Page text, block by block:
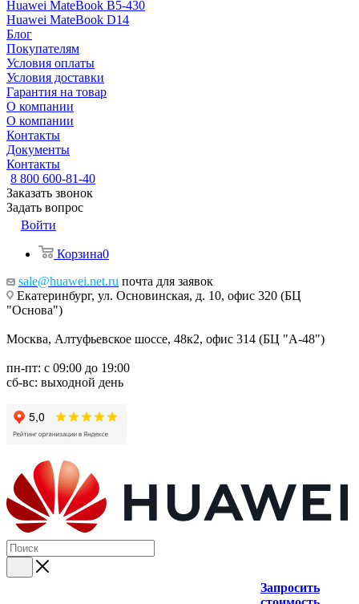
Huawei MateBook B5-430
Huawei MateBook D14
Блог
Покупателям
Условия оплаты
Условия доставки
Гарантия на товар
О компании
О компании
Контакты
Документы
Контакты
8 800 600-81-40
Заказать звонок
Задать вопрос
Войти
Корзина0
sale@huawei.net.ru почта для заявок
Екатеринбург, ул. Основинская, д. 10, офис 320 (БЦ
"Основа")
Москва, Алтуфьевское шоссе, 48к2, офис 314 (БЦ "А-48")
пн-пт: с 09:00 до 19:00
сб-вс: выходной день
Запросить